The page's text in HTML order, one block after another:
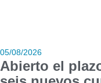
05/08/2026
Abierto el